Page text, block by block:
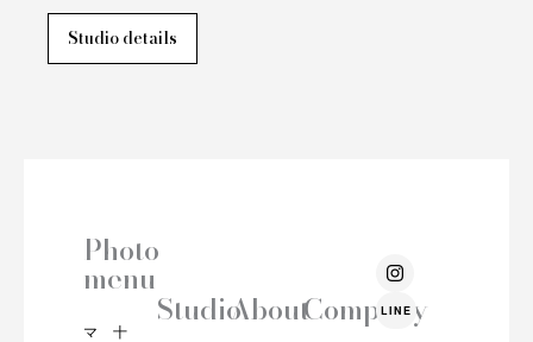
Studio details
Photo
menu
マ
十
StudioAboutCompany
I
n
s
t
LINE